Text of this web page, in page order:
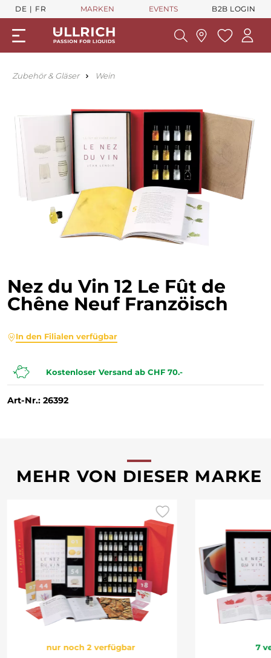
DE FR MARKEN EVENTS B2B LOGIN
Zubehör & Gläser Wein
Nez du Vin 12 Le Fût de
Chêne Neuf Franzöisch
In den Filialen verfügbar
Kostenloser Versand ab CHF 70.-
Art-Nr.: 26392
MEHR VON DIESER MARKE
nur noch 2 verfügbar 7